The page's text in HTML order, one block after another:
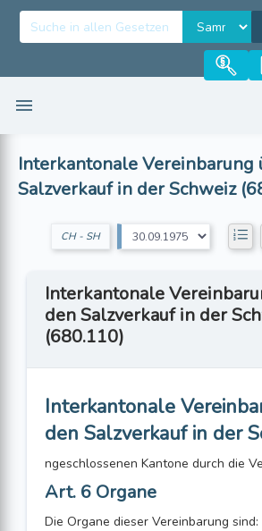
Interkantonale Vereinbarung
Salzverkauf in der Schweiz
CH - SH
Interkantonale
den Salzverkauf in der
(680.110)
Interkantonale
den Salzverkauf in der
ngeschlossenen Kantone durch die
Art. 6 Organe
Die Organe dieser Vereinbarung